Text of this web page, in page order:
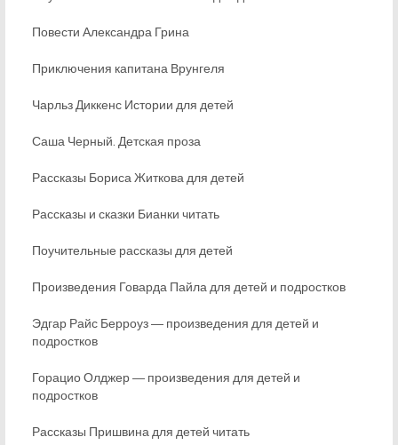
Повести Александра Грина
Приключения капитана Врунгеля
Чарльз Диккенс Истории для детей
Саша Черный. Детская проза
Рассказы Бориса Житкова для детей
Рассказы и сказки Бианки читать
Поучительные рассказы для детей
Произведения Говарда Пайла для детей и подростков
Эдгар Райс Берроуз ― произведения для детей и
подростков
Горацио Олджер ― произведения для детей и
подростков
Рассказы Пришвина для детей читать